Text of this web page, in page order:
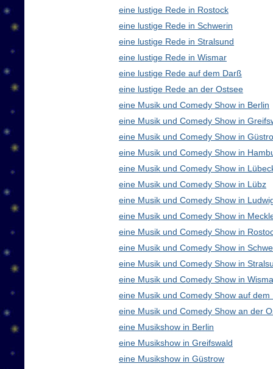
eine lustige Rede in Rostock
eine lustige Rede in Schwerin
eine lustige Rede in Stralsund
eine lustige Rede in Wismar
eine lustige Rede auf dem Darß
eine lustige Rede an der Ostsee
eine Musik und Comedy Show in Berlin
eine Musik und Comedy Show in
eine Musik und Comedy Show in
eine Musik und Comedy Show in
eine Musik und Comedy Show in
eine Musik und Comedy Show in Lübz
eine Musik und Comedy Show in
eine Musik und Comedy Show in
eine Musik und Comedy Show in
eine Musik und Comedy Show in
eine Musik und Comedy Show in
eine Musik und Comedy Show in
eine Musik und Comedy Show auf dem
eine Musik und Comedy Show an der
eine Musikshow in Berlin
eine Musikshow in Greifswald
eine Musikshow in Güstrow